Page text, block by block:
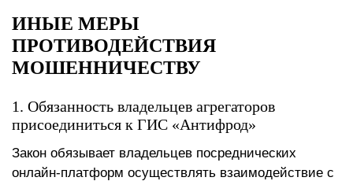
ИНЫЕ МЕРЫ
ПРОТИВОДЕЙСТВИЯ
МОШЕННИЧЕСТВУ
1. Обязанность владельцев агрегаторов
присоединиться к ГИС «Антифрод»
Закон обязывает владельцев посреднических
онлайн-платформ осуществлять взаимодействие с